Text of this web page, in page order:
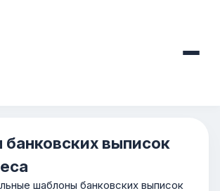
выписок
шаблоны банковских выписок